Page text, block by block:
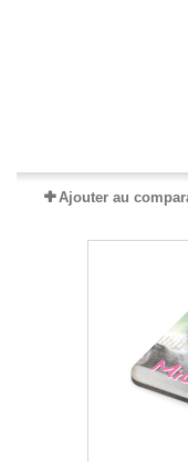
Ajouter au